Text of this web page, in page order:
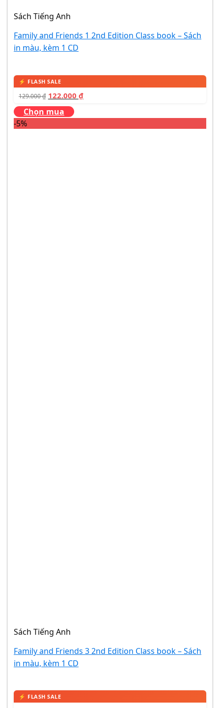
Sách Tiếng Anh
Family and Friends 1 2nd Edition Class book – Sách
in màu, kèm 1 CD
129.000₫ 122.000 ₫
Chọn mua
-5%
Sách Tiếng Anh
Family and Friends 3 2nd Edition Class book – Sách
in màu, kèm 1 CD